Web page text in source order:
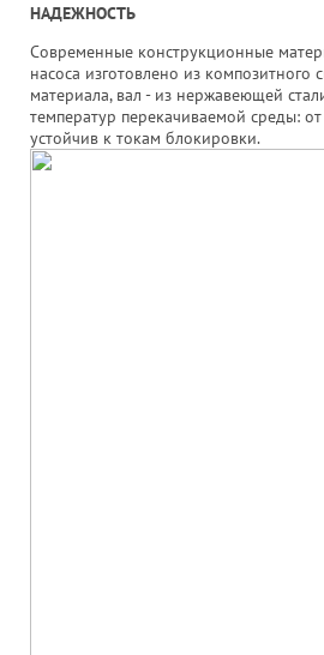
НАДЕЖНОСТЬ
Современные конструкционные
насоса изготовлено из композитного
материала, вал - из нержавеющей
температур перекачиваемой среды:
устойчив к токам блокировки.